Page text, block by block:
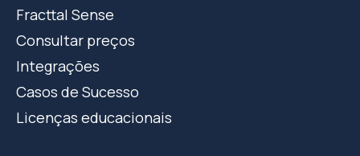
Fracttal Sense
Consultar preços
Integrações
Casos de Sucesso
Licenças educacionais